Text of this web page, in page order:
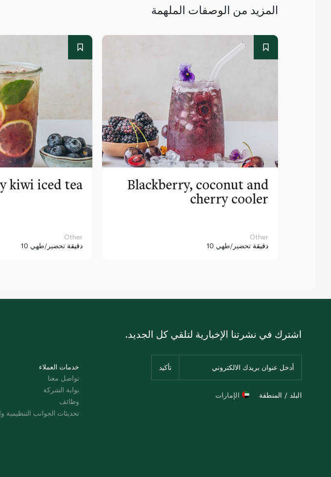
المزيد من الوصفات الملهمة
kiwi iced tea
Other
10 دقيقة تحضير/طهي
Blackberry, coconut and
cherry cooler
Other
10 دقيقة تحضير/طهي
خدمات العملاء
تواصل معنا
بوابة الشركة
وظائف
تحديثات الجوانب التنظيمية
اشترك في نشرتنا الإخبارية لتلقي كل الجديد.
البلد / المنطقة الإمارات